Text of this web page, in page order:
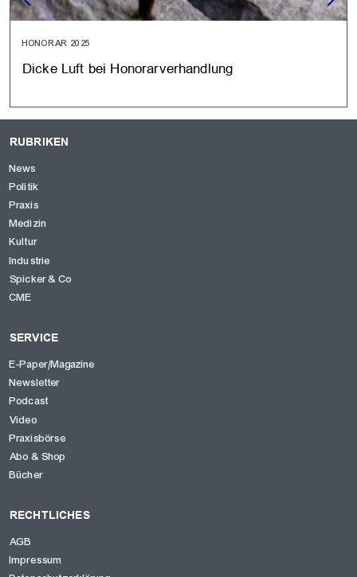
HONORAR 2025
Dicke Luft bei Honorarverhandlung
RUBRIKEN
News
Politik
Praxis
Medizin
Kultur
Industrie
Spicker & Co
CME
SERVICE
E-Paper/Magazine
Newsletter
Podcast
Video
Praxisbörse
Abo & Shop
Bücher
RECHTLICHES
AGB
Impressum